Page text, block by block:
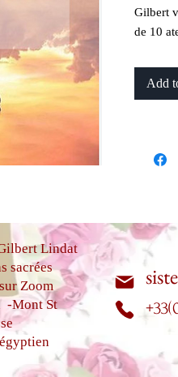
Gilbert
de 10
2025
Illusion
La
Le
Le
nous
Add
Lindat
sacrées
Zoom
-Mont St